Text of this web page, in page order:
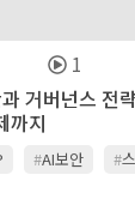
1
전략 : 데이터 유출 방
까지
#AI보안 #